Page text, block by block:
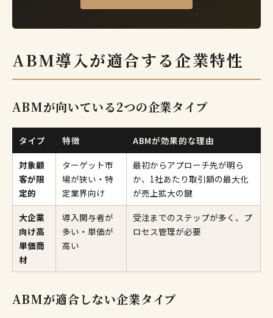
ABM導入が適合する企業特性
ABMが向いている2つの企業タイプ
タイプ 特徴
ABMが効果的な理由
対象顧
客が限
定的
ターゲット市
場が狭い・特
定業界向け
最初からアプローチ先が明ら
か、1社あたり取引額の最大化
が売上拡大の鍵
大企業
向け高
単価商
材
導入関与者が
多い・単価が
高い
受注までのステップが多く、プ
ロセス管理が必要
ABMが適合しない企業タイプ